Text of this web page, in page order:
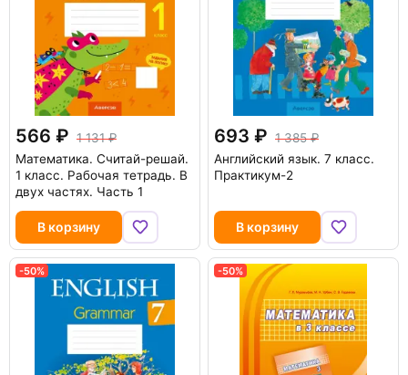
566
1 131
Математика. Считай-решай.
1 класс. Рабочая тетрадь. В
двух частях. Часть 1
В корзину
693
1 385
Английский язык. 7 класс.
Практикум-2
В корзину
-50% -50%